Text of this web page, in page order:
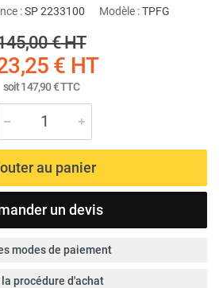
:SP 2233100 Modèle :TPFG
€HT
€ HT
soit147,90 €TTC
au panier
un devis
modes de paiement
procédure d'achat